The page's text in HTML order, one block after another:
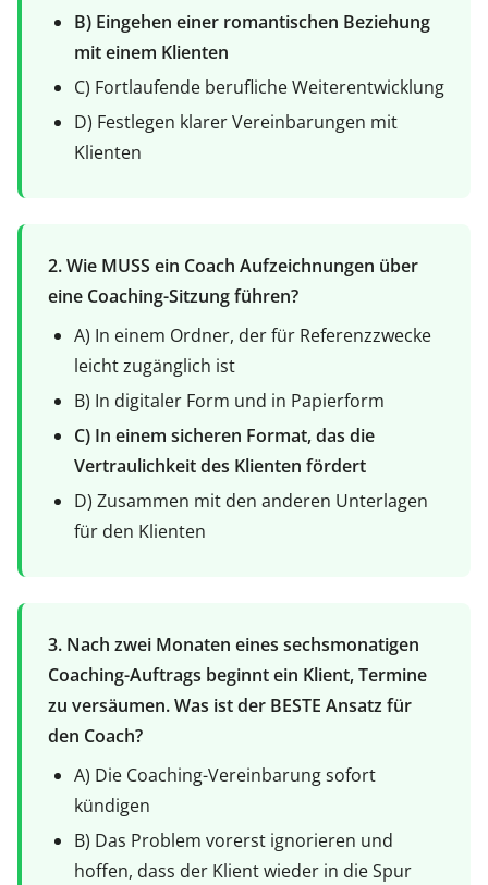
B) Eingehen einer romantischen Beziehung
mit einem Klienten
C) Fortlaufende berufliche Weiterentwicklung
D) Festlegen klarer Vereinbarungen mit
Klienten
2. Wie MUSS ein Coach Aufzeichnungen über
eine Coaching-Sitzung führen?
A) In einem Ordner, der für Referenzzwecke
leicht zugänglich ist
B) In digitaler Form und in Papierform
C) In einem sicheren Format, das die
Vertraulichkeit des Klienten fördert
D) Zusammen mit den anderen Unterlagen
für den Klienten
3. Nach zwei Monaten eines sechsmonatigen
Coaching-Auftrags beginnt ein Klient, Termine
zu versäumen. Was ist der BESTE Ansatz für
den Coach?
A) Die Coaching-Vereinbarung sofort
kündigen
B) Das Problem vorerst ignorieren und
hoffen, dass der Klient wieder in die Spur